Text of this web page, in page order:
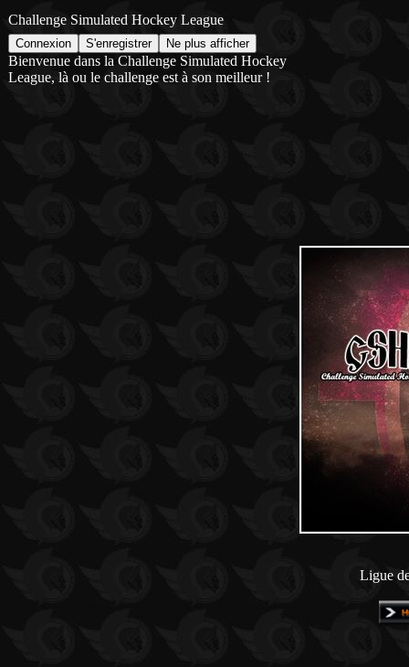
Challenge Simulated Hockey League
Bienvenue dans la Challenge Simulated Hockey
League, là ou le challenge est à son meilleur !
Ligue